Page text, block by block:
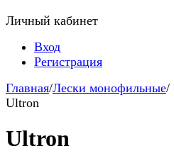
Личный кабинет
Вход
Регистрация
Главная/Лески монофильные/
Ultron
Ultron